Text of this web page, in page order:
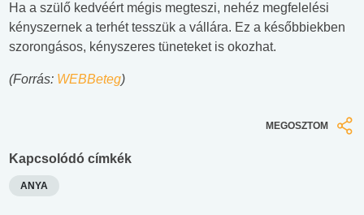
Ha a szülő kedvéért mégis megteszi, nehéz megfelelési
kényszernek a terhét tesszük a vállára. Ez a későbbiekben
szorongásos, kényszeres tüneteket is okozhat.
(Forrás: WEBBeteg)
MEGOSZTOM
Kapcsolódó címkék
ANYA